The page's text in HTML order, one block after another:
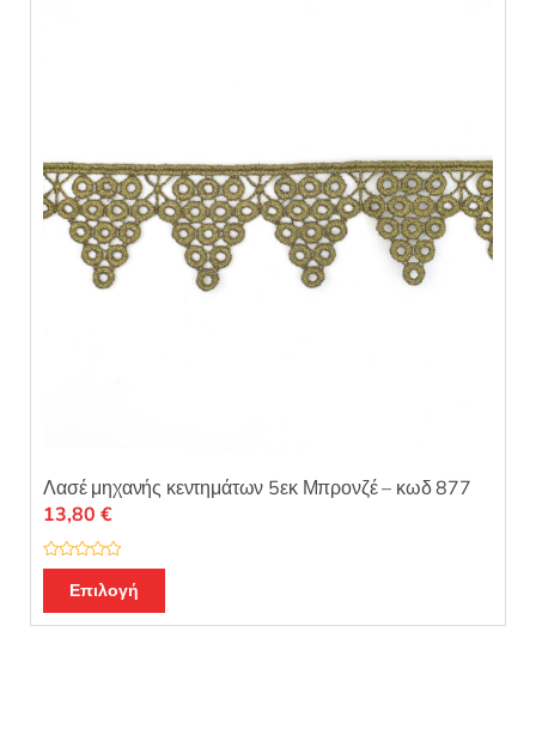
Λασέ μηχανής κεντημάτων 5εκ Μπρονζέ – κωδ 877
Β
μ
ο
13,80 €
Επιλογή